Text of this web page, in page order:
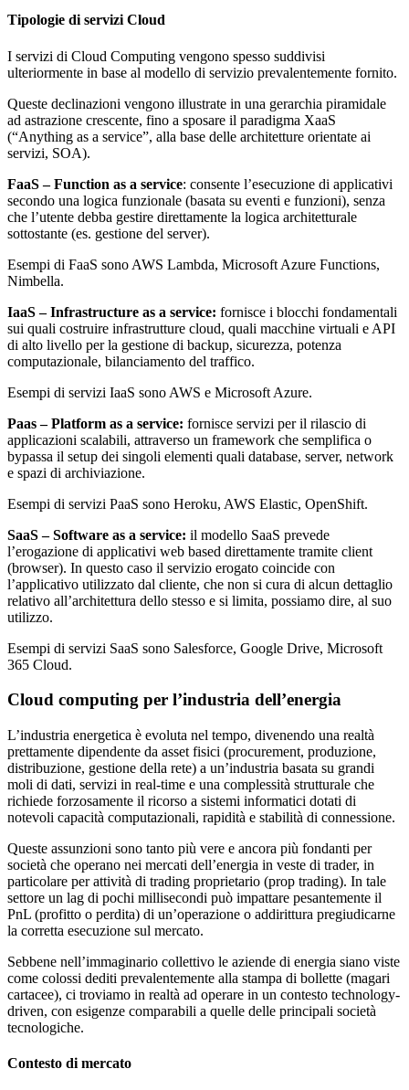
Tipologie di servizi Cloud
I servizi di Cloud Computing vengono spesso suddivisi
ulteriormente in base al modello di servizio prevalentemente fornito.
Queste declinazioni vengono illustrate in una gerarchia piramidale
ad astrazione crescente, fino a sposare il paradigma XaaS
(“Anything as a service”, alla base delle architetture orientate ai
servizi, SOA).
FaaS – Function as a service: consente l’esecuzione di applicativi
secondo una logica funzionale (basata su eventi e funzioni), senza
che l’utente debba gestire direttamente la logica architetturale
sottostante (es. gestione del server).
Esempi di FaaS sono AWS Lambda, Microsoft Azure Functions,
Nimbella.
IaaS – Infrastructure as a service: fornisce i blocchi fondamentali
sui quali costruire infrastrutture cloud, quali macchine virtuali e API
di alto livello per la gestione di backup, sicurezza, potenza
computazionale, bilanciamento del traffico.
Esempi di servizi IaaS sono AWS e Microsoft Azure.
Paas – Platform as a service: fornisce servizi per il rilascio di
applicazioni scalabili, attraverso un framework che semplifica o
bypassa il setup dei singoli elementi quali database, server, network
e spazi di archiviazione.
Esempi di servizi PaaS sono Heroku, AWS Elastic, OpenShift.
SaaS – Software as a service: il modello SaaS prevede
l’erogazione di applicativi web based direttamente tramite client
(browser). In questo caso il servizio erogato coincide con
l’applicativo utilizzato dal cliente, che non si cura di alcun dettaglio
relativo all’architettura dello stesso e si limita, possiamo dire, al suo
utilizzo.
Esempi di servizi SaaS sono Salesforce, Google Drive, Microsoft
365 Cloud.
Cloud computing per l’industria dell’energia
L’industria energetica è evoluta nel tempo, divenendo una realtà
prettamente dipendente da asset fisici (procurement, produzione,
distribuzione, gestione della rete) a un’industria basata su grandi
moli di dati, servizi in real-time e una complessità strutturale che
richiede forzosamente il ricorso a sistemi informatici dotati di
notevoli capacità computazionali, rapidità e stabilità di connessione.
Queste assunzioni sono tanto più vere e ancora più fondanti per
società che operano nei mercati dell’energia in veste di trader, in
particolare per attività di trading proprietario (prop trading). In tale
settore un lag di pochi millisecondi può impattare pesantemente il
PnL (profitto o perdita) di un’operazione o addirittura pregiudicarne
la corretta esecuzione sul mercato.
Sebbene nell’immaginario collettivo le aziende di energia siano viste
come colossi dediti prevalentemente alla stampa di bollette (magari
cartacee), ci troviamo in realtà ad operare in un contesto technology-
driven, con esigenze comparabili a quelle delle principali società
tecnologiche.
Contesto di mercato